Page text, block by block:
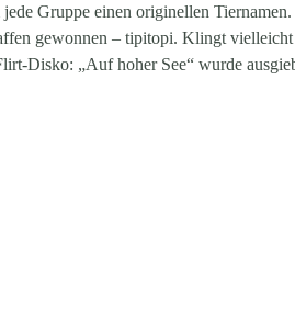
Gruppe einen originellen
gewonnen – tipitopi. Klingt
Disko: „Auf hoher See“ wurde